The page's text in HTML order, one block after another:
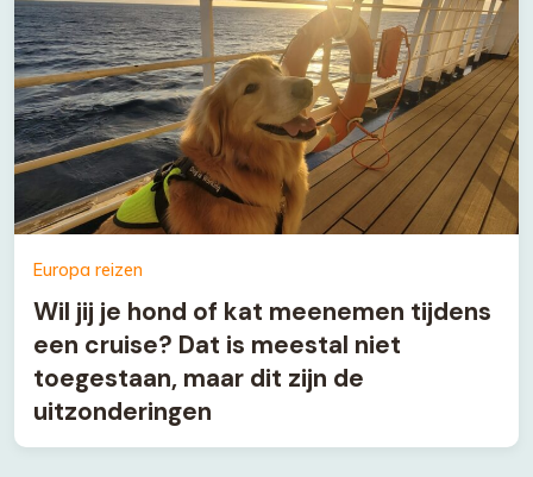
Europa reizen
Wil jij je hond of kat meenemen tijdens
een cruise? Dat is meestal niet
toegestaan, maar dit zijn de
uitzonderingen